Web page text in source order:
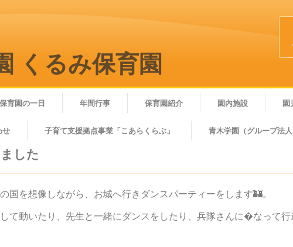
くるみ保育園
保育園の一日 年間行事 保育園紹介 園内施設 園
せ 子育て支援拠点事業「こあらくらぶ」 青木学園（グループ法人
した
国を想像しながら、お城へ行きダンスパーティーをします🏰。
て動いたり、先生と一緒にダンスをしたり、兵隊さんに�なって行